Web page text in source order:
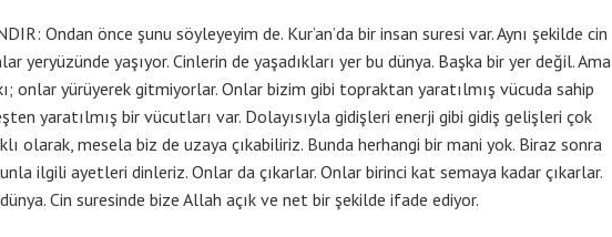
Ondan önce şunu söyleyeyim de. Kur’an’da bir insan suresi var. Aynı şekilde cin
yeryüzünde yaşıyor. Cinlerin de yaşadıkları yer bu dünya. Başka bir yer değil. Ama
onlar yürüyerek gitmiyorlar. Onlar bizim gibi topraktan yaratılmış vücuda sahip
yaratılmış bir vücutları var. Dolayısıyla gidişleri enerji gibi gidiş gelişleri çok
olarak, mesela biz de uzaya çıkabiliriz. Bunda herhangi bir mani yok. Biraz sonra
ilgili ayetleri dinleriz. Onlar da çıkarlar. Onlar birinci kat semaya kadar çıkarlar.
Cin suresinde bize Allah açık ve net bir şekilde ifade ediyor.